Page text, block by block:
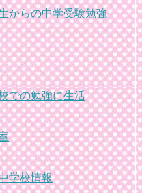
からの中学受験勉強
での勉強に生活
学校情報